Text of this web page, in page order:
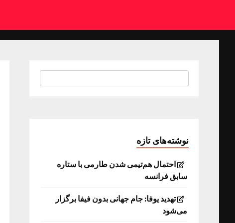
نوشته‌های تازه
احتمال هم‌تیمی شدن طارمی با ستاره
سابق فرانسه
تهدید یوفا: جام جهانی بدون فیفا برگزار
می‌شود